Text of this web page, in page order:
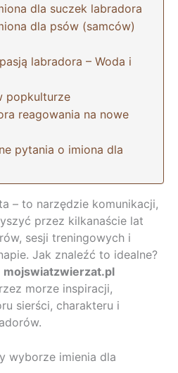
dla suczek labradora
dla psów (samców)
labradora – Woda i
popkulturze
reagowania na nowe
pytania o imiona dla
– to narzędzie komunikacji,
przez kilkanaście lat
sesji treningowych i
Jak znaleźć to idealne?
mojswiatzwierzat.pl
morze inspiracji,
sierści, charakteru i
wyborze imienia dla